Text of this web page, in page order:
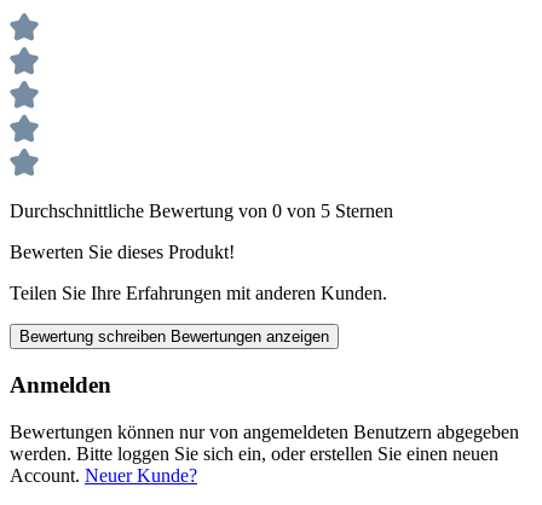
Durchschnittliche Bewertung von 0 von 5 Sternen
Bewerten Sie dieses Produkt!
Teilen Sie Ihre Erfahrungen mit anderen Kunden.
Bewertung schreiben Bewertungen anzeigen
Anmelden
Bewertungen können nur von angemeldeten Benutzern abgegeben
werden. Bitte loggen Sie sich ein, oder erstellen Sie einen neuen
Account. Neuer Kunde?